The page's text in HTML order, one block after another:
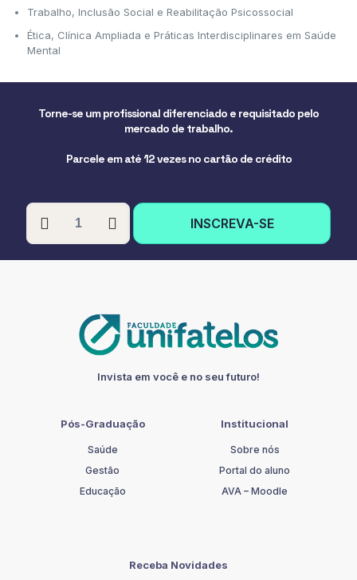
Trabalho, Inclusão Social e Reabilitação Psicossocial
Ética, Clínica Ampliada e Práticas Interdisciplinares em Saúde
Mental
Torne-se um profissional diferenciado e requisitado pelo
mercado de trabalho.
Parcele em até 12 vezes no cartão de crédito
PÓS-
GRADUAÇÃO
EM
quantidade
INSCREVA-SE
Invista em você e no seu futuro!
Pós-Graduação
Saúde
Gestão
Educação
Institucional
Sobre nós
Portal do aluno
AVA – Moodle
Receba Novidades